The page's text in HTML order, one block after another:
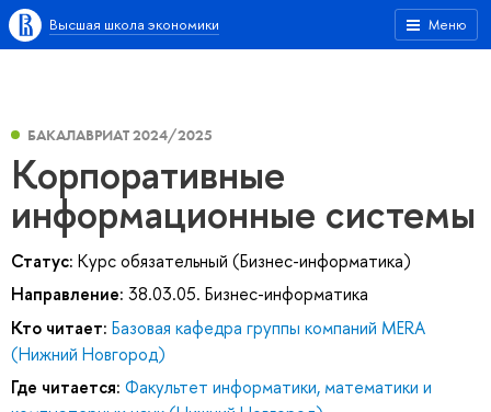
Меню
Высшая школа экономики
БАКАЛАВРИАТ 2024/2025
Корпоративные
информационные системы
Статус: Курс обязательный (Бизнес-информатика)
Направление: 38.03.05. Бизнес-информатика
Кто читает: Базовая кафедра группы компаний MERA
(Нижний Новгород)
Где читается: Факультет информатики, математики и